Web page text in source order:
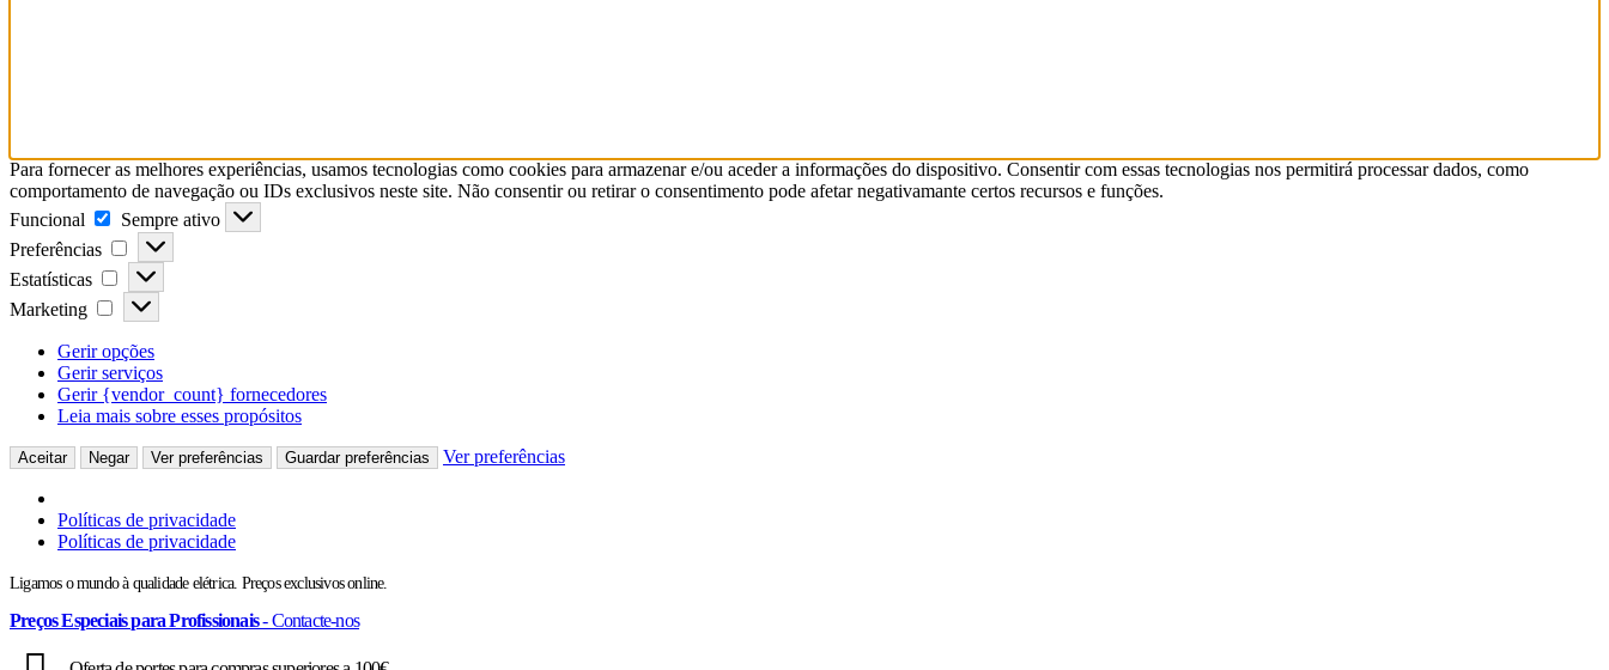
Para fornecer as melhores experiências, usamos tecnologias como cookies para armazenar e/ou aceder a informações do dispositivo. Consentir com essas tecnologias nos permitirá processar dados, como
comportamento de navegação ou IDs exclusivos neste site. Não consentir ou retirar o consentimento pode afetar negativamante certos recursos e funções.
Funcional
Funcional
Sempre ativo
Preferências
Preferências
Estatísticas
Estatísticas
Marketing
Marketing
Gerir opções
Gerir serviços
Gerir {vendor_count} fornecedores
Leia mais sobre esses propósitos
Aceitar Negar Ver preferências Guardar preferências Ver preferências
Políticas de privacidade
Políticas de privacidade
Ligamos o mundo à qualidade elétrica. Preços exclusivos online.
Preços Especiais para Profissionais- Contacte-nos